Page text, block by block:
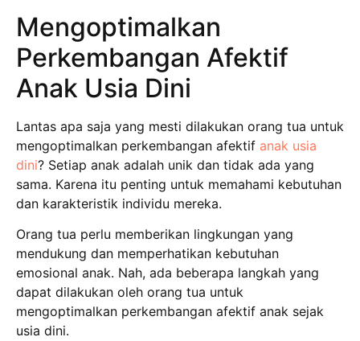
Mengoptimalkan
Perkembangan Afektif
Anak Usia Dini
Lantas apa saja yang mesti dilakukan orang tua untuk
mengoptimalkan perkembangan afektif anak usia
dini? Setiap anak adalah unik dan tidak ada yang
sama. Karena itu penting untuk memahami kebutuhan
dan karakteristik individu mereka.
Orang tua perlu memberikan lingkungan yang
mendukung dan memperhatikan kebutuhan
emosional anak. Nah, ada beberapa langkah yang
dapat dilakukan oleh orang tua untuk
mengoptimalkan perkembangan afektif anak sejak
usia dini.